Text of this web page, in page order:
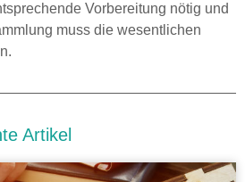
Vorbereitung nötig und
muss die wesentlichen
Artikel